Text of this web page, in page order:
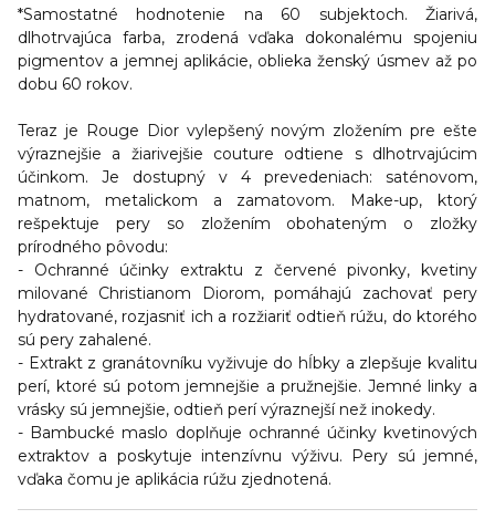
*Samostatné hodnotenie na 60 subjektoch. Žiarivá,
dlhotrvajúca farba, zrodená vďaka dokonalému spojeniu
pigmentov a jemnej aplikácie, oblieka ženský úsmev až po
dobu 60 rokov.
Teraz je Rouge Dior vylepšený novým zložením pre ešte
výraznejšie a žiarivejšie couture odtiene s dlhotrvajúcim
účinkom. Je dostupný v 4 prevedeniach: saténovom,
matnom, metalickom a zamatovom. Make-up, ktorý
rešpektuje pery so zložením obohateným o zložky
prírodného pôvodu:
- Ochranné účinky extraktu z červené pivonky, kvetiny
milované Christianom Diorom, pomáhajú zachovať pery
hydratované, rozjasniť ich a rozžiariť odtieň rúžu, do ktorého
sú pery zahalené.
- Extrakt z granátovníku vyživuje do hĺbky a zlepšuje kvalitu
perí, ktoré sú potom jemnejšie a pružnejšie. Jemné linky a
vrásky sú jemnejšie, odtieň perí výraznejší než inokedy.
- Bambucké maslo doplňuje ochranné účinky kvetinových
extraktov a poskytuje intenzívnu výživu. Pery sú jemné,
vďaka čomu je aplikácia rúžu zjednotená.